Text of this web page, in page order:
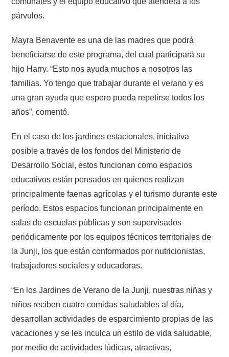
párvulos.
Mayra Benavente es una de las madres que podrá
beneficiarse de este programa, del cual participará su
hijo Harry. “Esto nos ayuda muchos a nosotros las
familias. Yo tengo que trabajar durante el verano y es
una gran ayuda que espero pueda repetirse todos los
años”, comentó.
En el caso de los jardines estacionales, iniciativa
posible a través de los fondos del Ministerio de
Desarrollo Social, estos funcionan como espacios
educativos están pensados en quienes realizan
principalmente faenas agrícolas y el turismo durante este
período. Estos espacios funcionan principalmente en
salas de escuelas públicas y son supervisados
periódicamente por los equipos técnicos territoriales de
la Junji, los que están conformados por nutricionistas,
trabajadores sociales y educadoras.
“En los Jardines de Verano de la Junji, nuestras niñas y
niños reciben cuatro comidas saludables al día,
desarrollan actividades de esparcimiento propias de las
vacaciones y se les inculca un estilo de vida saludable,
por medio de actividades lúdicas, atractivas,